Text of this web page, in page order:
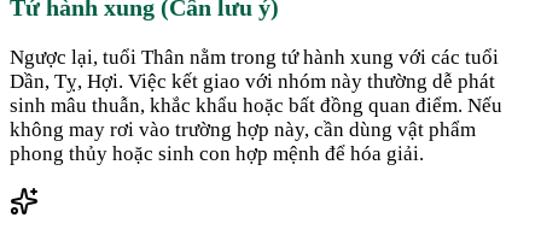
Tứ hành xung (Cần lưu ý)
Ngược lại, tuổi Thân nằm trong tứ hành xung với các tuổi
Dần, Tỵ, Hợi. Việc kết giao với nhóm này thường dễ phát
sinh mâu thuẫn, khắc khẩu hoặc bất đồng quan điểm. Nếu
không may rơi vào trường hợp này, cần dùng vật phẩm
phong thủy hoặc sinh con hợp mệnh để hóa giải.